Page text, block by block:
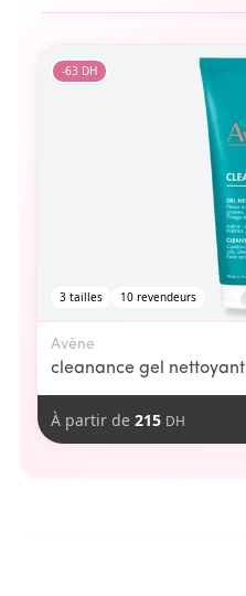
-63 DH
3tailles 10revendeurs
Avène
cleanance gel nettoyant
À partir de 215 DH